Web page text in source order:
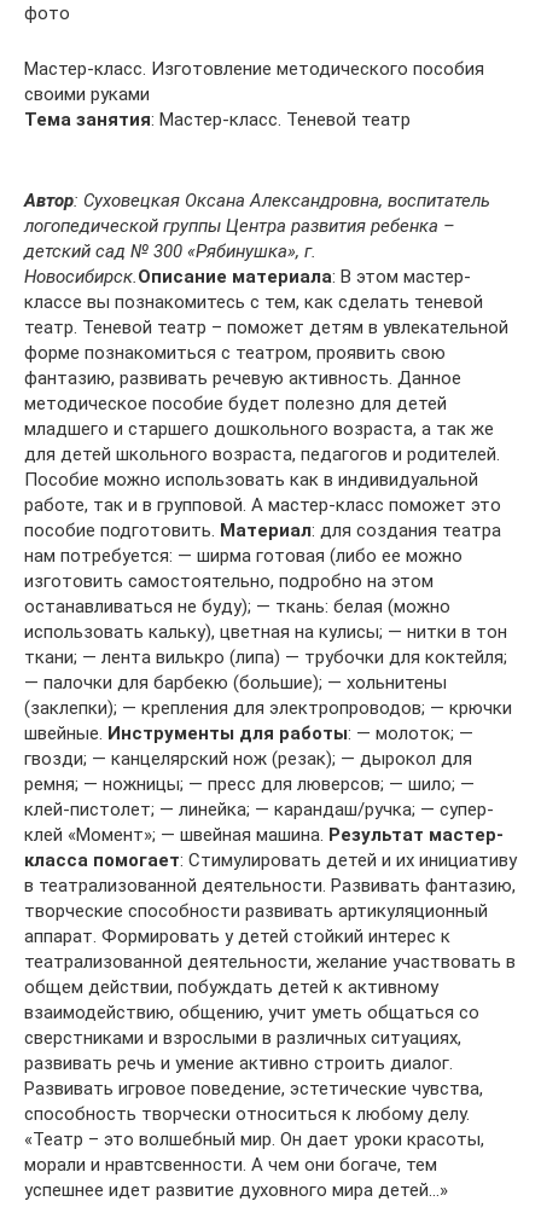
фото
Мастер-класс. Изготовление методического пособия
своими руками
Тема занятия: Мастер-класс. Теневой театр
Автор: Суховецкая Оксана Александровна, воспитатель
логопедической группы Центра развития ребенка –
детский сад № 300 «Рябинушка», г.
Новосибирск. Описание материала: В этом мастер-
классе вы познакомитесь с тем, как сделать теневой
театр. Теневой театр – поможет детям в увлекательной
форме познакомиться с театром, проявить свою
фантазию, развивать речевую активность. Данное
методическое пособие будет полезно для детей
младшего и старшего дошкольного возраста, а так же
для детей школьного возраста, педагогов и родителей.
Пособие можно использовать как в индивидуальной
работе, так и в групповой. А мастер-класс поможет это
пособие подготовить. Материал: для создания театра
нам потребуется: — ширма готовая (либо ее можно
изготовить самостоятельно, подробно на этом
останавливаться не буду); — ткань: белая (можно
использовать кальку), цветная на кулисы; — нитки в тон
ткани; — лента вилькро (липа) — трубочки для коктейля;
— палочки для барбекю (большие); — хольнитены
(заклепки); — крепления для электропроводов; — крючки
швейные. Инструменты для работы: — молоток; —
гвозди; — канцелярский нож (резак); — дырокол для
ремня; — ножницы; — пресс для люверсов; — шило; —
клей-пистолет; — линейка; — карандаш/ручка; — супер-
клей «Момент»; — швейная машина. Результат мастер-
класса помогает: Стимулировать детей и их инициативу
в театрализованной деятельности. Развивать фантазию,
творческие способности развивать артикуляционный
аппарат. Формировать у детей стойкий интерес к
театрализованной деятельности, желание участвовать в
общем действии, побуждать детей к активному
взаимодействию, общению, учит уметь общаться со
сверстниками и взрослыми в различных ситуациях,
развивать речь и умение активно строить диалог.
Развивать игровое поведение, эстетические чувства,
способность творчески относиться к любому делу.
«Театр – это волшебный мир. Он дает уроки красоты,
морали и нравтсвенности. А чем они богаче, тем
успешнее идет развитие духовного мира детей…»